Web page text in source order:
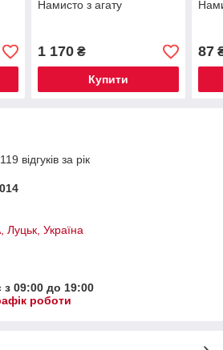
Намисто з агату
1 170₴
Купити
87
відгуків за рік
Україна
09:00 до 19:00
роботи